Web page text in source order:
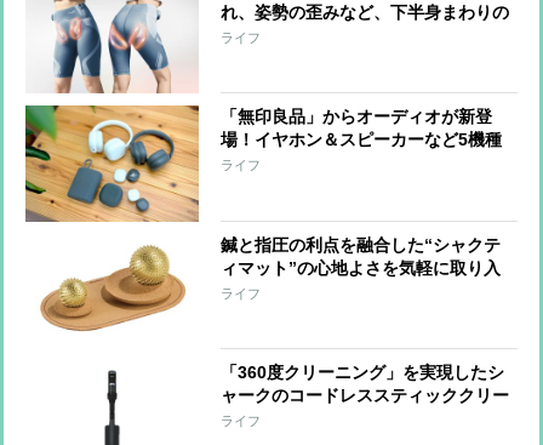
れ、姿勢の歪みなど、下半身まわりの
悩みに、はくだけでアプローチするシ
ライフ
「無印良品」からオーディオが新登
場！イヤホン＆スピーカーなど5機種
をひと足先に体験
ライフ
鍼と指圧の利点を融合した“シャクテ
ィマット”の心地よさを気軽に取り入
れられる『ワンダーボール セット』
ライフ
「360度クリーニング」を実現したシ
ャークのコードレススティッククリー
ナー 強い吸引力とヘッドの密着性で
ライフ